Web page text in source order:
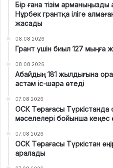
Бір ғана тізім
Нұрбек грантқа іліге
жасады
08.08.2026
Грант үшін биыл 127 мыңға
08.08.2026
Абайдың 181 жылдығына
астам іс-шара өтеді
07.08.2026
ОСК Төрағасы Түркістанда
мәселелері бойынша кеңес
07.08.2026
ОСК Төрағасы Түркістан
аралады